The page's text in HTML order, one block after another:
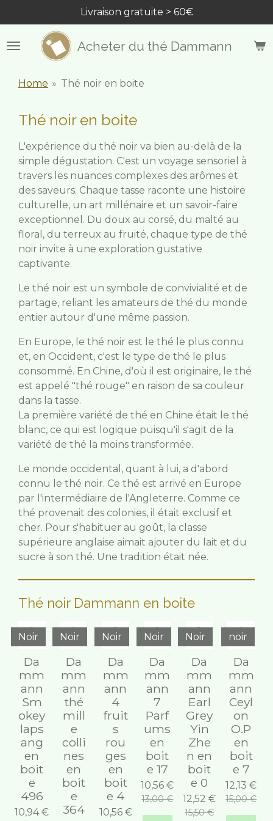
au
contenu
principal
Acheter du thé Dammann
Livraison gratuite > 60€
Home » Thé noir en boite
Thé noir en boite
L'expérience du thé noir va bien au-delà de la
simple dégustation. C'est un voyage sensoriel à
travers les nuances complexes des arômes et
des saveurs. Chaque tasse raconte une histoire
culturelle, un art millénaire et un savoir-faire
exceptionnel. Du doux au corsé, du malté au
floral, du terreux au fruité, chaque type de thé
noir invite à une exploration gustative
captivante.
Le thé noir est un symbole de convivialité et de
partage, reliant les amateurs de thé du monde
entier autour d'une même passion.
En Europe, le thé noir est le thé le plus connu
et, en Occident, c'est le type de thé le plus
consommé. En Chine, d'où il est originaire, le thé
est appelé "thé rouge" en raison de sa couleur
dans la tasse.
La première variété de thé en Chine était le thé
blanc, ce qui est logique puisqu'il s'agit de la
variété de thé la moins transformée.
Le monde occidental, quant à lui, a d'abord
connu le thé noir. Ce thé est arrivé en Europe
par l'intermédiaire de l'Angleterre. Comme ce
thé provenait des colonies, il était exclusif et
cher. Pour s'habituer au goût, la classe
supérieure anglaise aimait ajouter du lait et du
sucre à son thé. Une tradition était née.
Thé noir Dammann en boite
Noir
Da
mm
ann
Sm
okey
laps
ang
en
boit
e
496
10,94 €
Noir
Da
mm
ann
thé
mill
e
colli
nes
en
boit
e
364
Noir
Da
mm
ann
4
fruit
s
rou
ges
en
boit
e 4
10,56 €
Noir
Da
mm
ann
7
Parf
ums
en
boit
e 17
10,56 €
13,00 €
Noir
Da
mm
ann
Earl
Grey
Yin
Zhe
n en
boit
e 0
12,52 €
15,50 €
noir
Da
mm
ann
Ceyl
on
O.P
en
boit
e 7
12,13 €
15,00 €